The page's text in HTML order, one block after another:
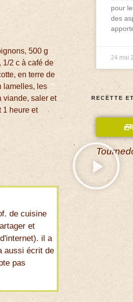
500 g
1/2 c à café de
en terre de
lamelles, les
viande, saler et
1 heure et
de cuisine
et
il a
aussi écrit de
pas
pour
des
24 mai
RECETTE